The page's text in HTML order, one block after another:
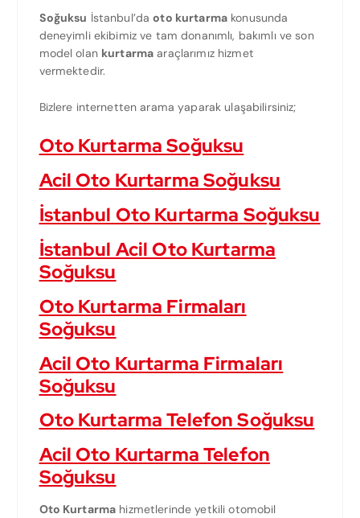
Soğuksu İstanbul’daoto kurtarma konusunda
deneyimli ekibimiz ve tam donanımlı, bakımlı ve son
model olan kurtarma araçlarımız hizmet
vermektedir.
Bizlere internetten arama yaparak ulaşabilirsiniz;
Oto Kurtarma Soğuksu
Acil Oto Kurtarma Soğuksu
İstanbul Oto Kurtarma Soğuksu
İstanbul Acil Oto Kurtarma
Soğuksu
Oto Kurtarma Firmaları
Soğuksu
Acil Oto Kurtarma Firmaları
Soğuksu
Oto Kurtarma Telefon Soğuksu
Acil Oto Kurtarma Telefon
Soğuksu
Oto Kurtarma hizmetlerinde yetkili otomobil